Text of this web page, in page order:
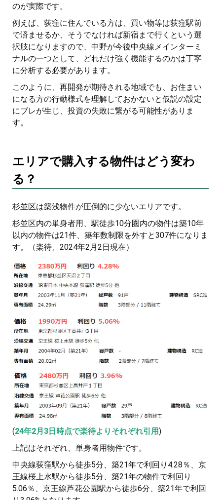
のが実際です。
例えば、荻窪に住んでいる方は、買い物等は荻窪駅前
で済ませるか、そうでなければ新宿まで行くという選
択肢になりますので、中野が今後中央線メインターミ
ナルの一つとして、どれだけ強く機能するのかは丁寧
に分析する必要があります。
このように、再開発が期待される地域でも、お住まい
になる方の行動様式を理解しておかないと仮説の設定
にブレが生じ、投資の失敗に繋がる可能性がありま
す。
エリアで購入する物件はどう変わ
る？
杉並区は築浅物件が圧倒的に少ないエリアです。
杉並区内の単身者用、駅徒歩10分圏内の物件は築10年
以内の物件は21件、築年数制限を外すと307件になりま
す。（楽待、2024年2月2日現在）
(24年2月3日時点で楽待よりそれぞれ引用)
上記はそれぞれ、単身者用物件です。
中央線荻窪駅から徒歩5分、築21年で利回り4.28％、京
王線桜上水駅から徒歩5分、築21年の物件で利回り
5.06％、京王線芦花公園駅から徒歩6分、築21年で利回